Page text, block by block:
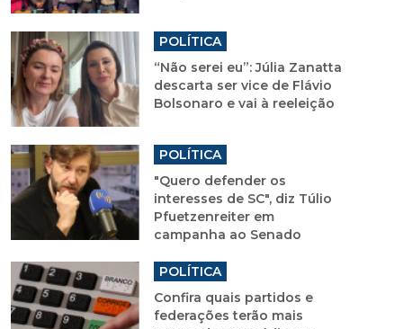
POLÍTICA
“Não serei eu”: Júlia Zanatta
descarta ser vice de Flávio
Bolsonaro e vai à reeleição
POLÍTICA
"Quero defender os
interesses de SC", diz Túlio
Pfuetzenreiter em
campanha ao Senado
POLÍTICA
Confira quais partidos e
federações terão mais